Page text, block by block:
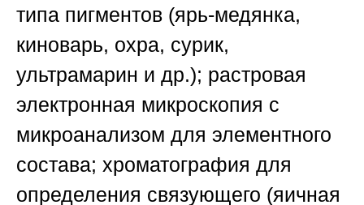
типа пигментов (ярь-медянка,
киноварь, охра, сурик,
ультрамарин и др.); растровая
электронная микроскопия с
микроанализом для элементного
состава; хроматография для
определения связующего (яичная